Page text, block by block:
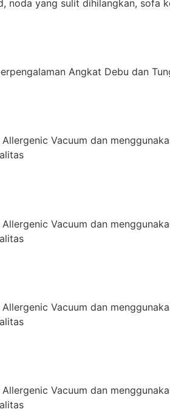
noda yang sulit dihilangkan, sofa
Angkat Debu dan
Vacuum dan
Vacuum dan
Vacuum dan
Vacuum dan